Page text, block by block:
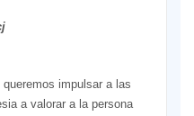
impulsar a las
a valorar a la persona